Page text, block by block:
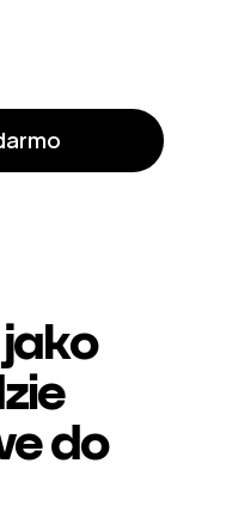
do